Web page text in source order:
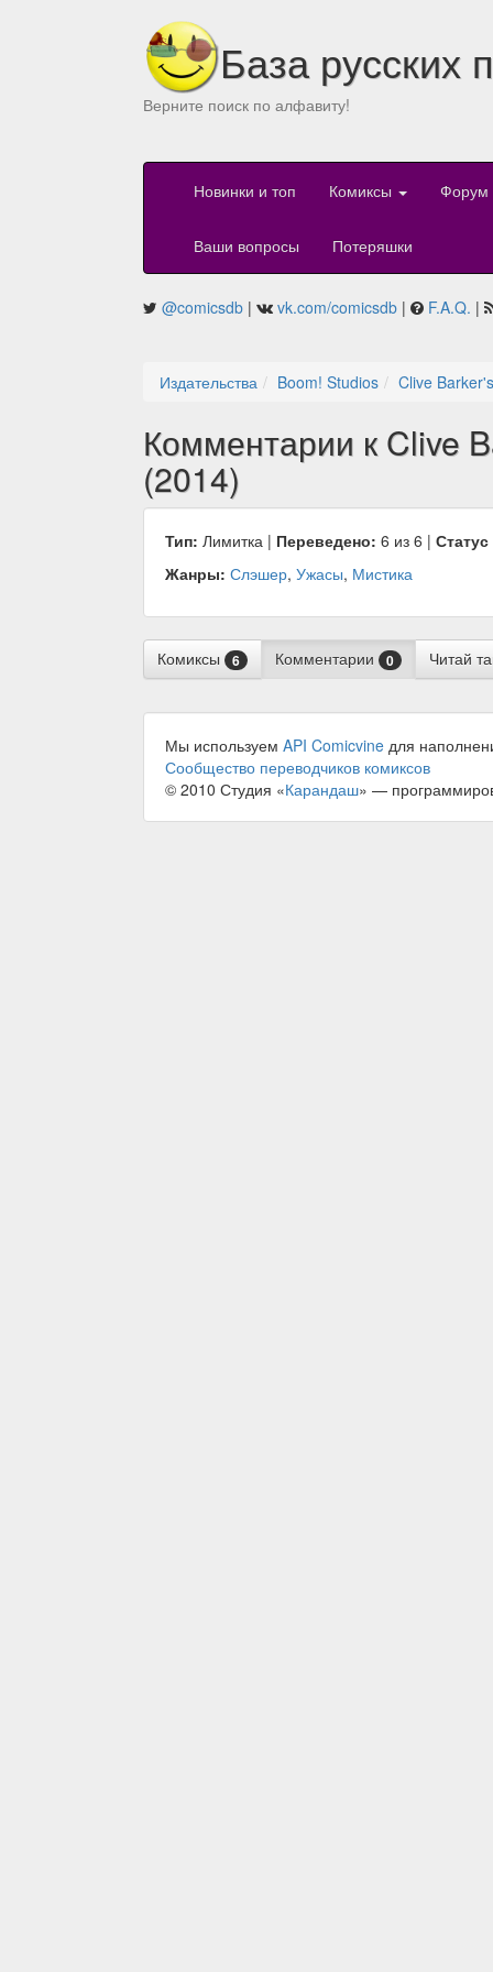
База русских
Верните поиск по алфавиту!
Новинки и топ Комиксы Форум
Ваши вопросы Потеряшки
@comicsdb | vk.com/comicsdb | F.A.Q. |
Издательства Boom! Studios Clive
Комментарии к Clive
(2014)
Тип: Лимитка | Переведено: 6 из 6 |
Жанры: Слэшер, Ужасы, Мистика
Комиксы 6 Комментарии 0 Читай
Мы используем API Comicvine для
Сообщество переводчиков комиксов
© 2010 Студия «Карандаш» —